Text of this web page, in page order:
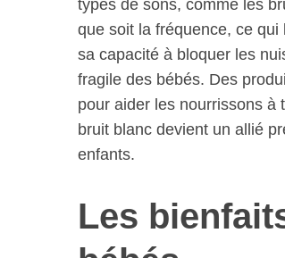
types de sons, comme les
que soit la fréquence, ce
sa capacité à bloquer les
fragile des bébés. Des
pour aider les nourrissons à
bruit blanc devient un allié
enfants.
Les
e
a
r
r